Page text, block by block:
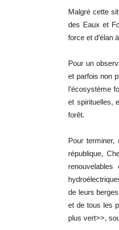
Malgré cette
des Eaux et
force et d’élan
Pour un
et parfois non
l’écosystème
et spirituelles,
forêt.
Pour
république,
de leurs
et de tous les
plus vert>>,